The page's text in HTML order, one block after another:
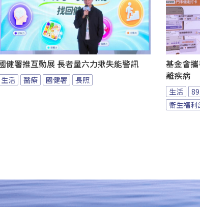
健署推互動展 長者量六力揪失能警訊
生活 醫療 國健署 長照
基金會
離疾病
生活
衛生福利